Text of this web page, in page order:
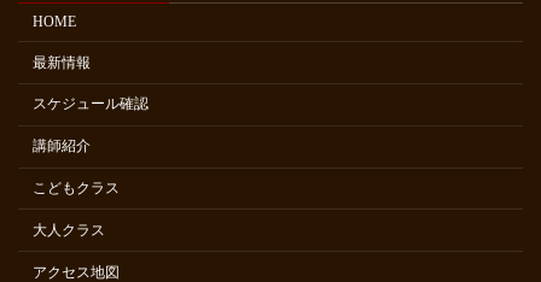
HOME
最新情報
スケジュール確認
講師紹介
こどもクラス
大人クラス
アクセス地図